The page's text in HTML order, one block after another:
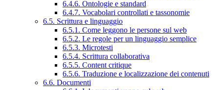
6.4.6. Ontologie e standard
6.4.7. Vocabolari controllati e tassonomie
6.5. Scrittura e linguaggio
6.5.1. Come leggono le persone sul web
6.5.2. Le regole per un linguaggio semplice
6.5.3. Microtesti
6.5.4. Scrittura collaborativa
6.5.5. Content critique
6.5.6. Traduzione e localizzazione dei contenuti
6.6. Documenti